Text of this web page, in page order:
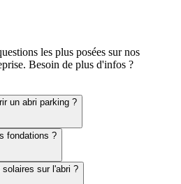
les plus posées sur nos
. Besoin de plus d'infos ?
un abri parking ?
fondations ?
solaires sur l'abri ?